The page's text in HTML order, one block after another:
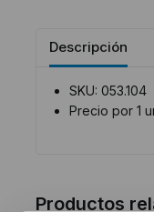
Descripción
SKU: 053.104
Precio por 1
Productos